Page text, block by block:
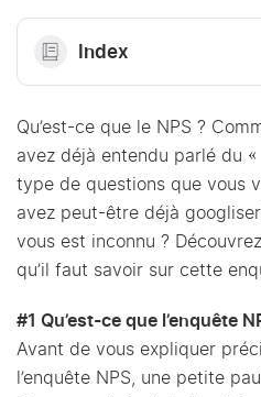
Index
Qu’est-ce que le NPS ?
avez déjà entendu parlé du «
type de questions que vous
avez peut-être déjà
vous est inconnu ?
qu’il faut savoir sur cette
#1 Qu’est-ce que l’enquête
Avant de vous expliquer
l’enquête NPS, une petite